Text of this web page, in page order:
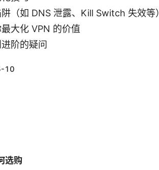
（如 DNS 泄露、Kill Switch 失效等）
大化 VPN 的价值
阶的疑问
10
选购